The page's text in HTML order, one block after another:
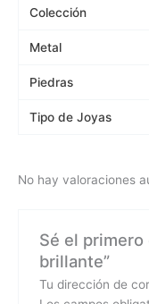
Colección
Metal
Piedras
Tipo de Joyas
No hay valoraciones
Sé el primero
brillante”
Tu dirección de